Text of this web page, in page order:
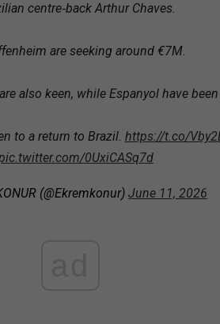
centre‑back Arthur Chaves.
are seeking around €7M.
also keen, while Espanyol have
to a return to Brazil. https://t.co/
0UxiCASq7d
(@Ekremkonur) June 11, 2026